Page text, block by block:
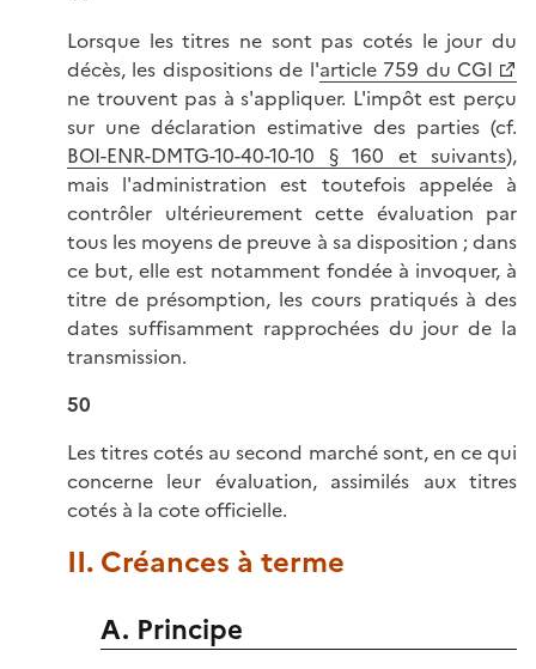
Lorsque les titres ne sont pas cotés le jour du
décès, les dispositions de l'article 759 du CGI
ne trouvent pas à s'appliquer. L'impôt est perçu
sur une déclaration estimative des parties (cf.
BOI-ENR-DMTG-10-40-10-10 § 160 et suivants),
mais l'administration est toutefois appelée à
contrôler ultérieurement cette évaluation par
tous les moyens de preuve à sa disposition ; dans
ce but, elle est notamment fondée à invoquer, à
titre de présomption, les cours pratiqués à des
dates suffisamment rapprochées du jour de la
transmission.
50
Les titres cotés au second marché sont, en ce qui
concerne leur évaluation, assimilés aux titres
cotés à la cote officielle.
II. Créances à terme
A. Principe